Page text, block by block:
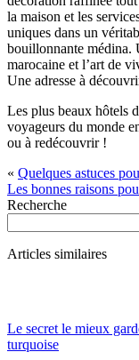
la maison et les
uniques dans un
bouillonnante médina.
marocaine et l’art de
Une adresse à
Les plus beaux hôtels
voyageurs du monde
ou à redécouvrir !
« Quelques astuces
Les bonnes raisons
Recherche
Articles similaires
Le secret le mieux
turquoise